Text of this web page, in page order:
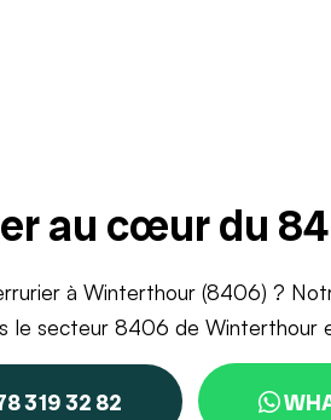
au cœur du
à Winterthour (8406) ?
le secteur 8406 de Winterthour
319 32 82